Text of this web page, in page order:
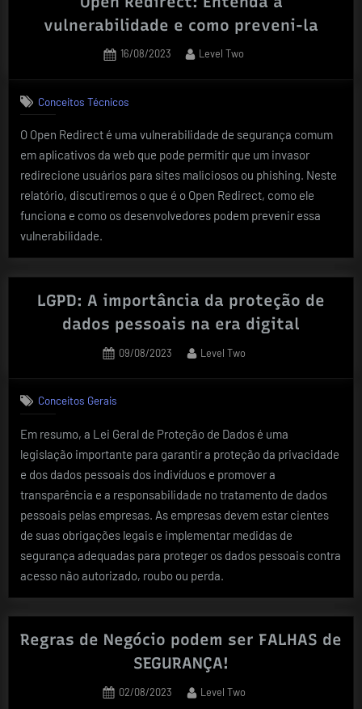
vulnerabilidade e como preveni-la
Posted
16/08/2023 By
Level Two
Conceitos Técnicos
O Open Redirect é uma vulnerabilidade de segurança comum
em aplicativos da web que pode permitir que um invasor
redirecione usuários para sites maliciosos ou phishing. Neste
relatório, discutiremos o que é o Open Redirect, como ele
funciona e como os desenvolvedores podem prevenir essa
vulnerabilidade.
LGPD: A importância da proteção de
dados pessoais na era digital
Posted
09/08/2023 By
Level Two
Conceitos Gerais
Em resumo, a Lei Geral de Proteção de Dados é uma
legislação importante para garantir a proteção da privacidade
e dos dados pessoais dos indivíduos e promover a
transparência e a responsabilidade no tratamento de dados
pessoais pelas empresas. As empresas devem estar cientes
de suas obrigações legais e implementar medidas de
segurança adequadas para proteger os dados pessoais contra
acesso não autorizado, roubo ou perda.
Regras de Negócio podem ser FALHAS de
SEGURANÇA!
Posted
02/08/2023 By
Level Two